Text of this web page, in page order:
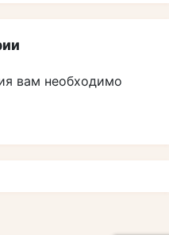
вам необходимо